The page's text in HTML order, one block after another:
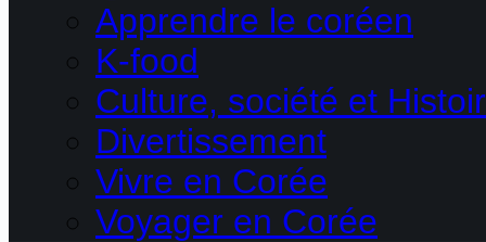
Apprendre le coréen
K-food
Culture, société et
Divertissement
Vivre en Corée
Voyager en Corée